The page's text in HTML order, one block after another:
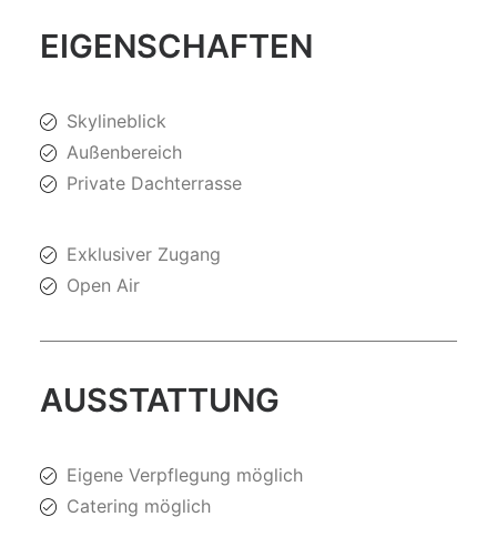
EIGENSCHAFTEN
Skylineblick
Außenbereich
Private Dachterrasse
Exklusiver Zugang
Open Air
AUSSTATTUNG
Eigene Verpflegung möglich
Catering möglich